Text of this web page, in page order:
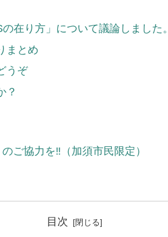
在り方」について議論しました。
まとめ
うぞ
？
ご協力を‼（加須市民限定）
目次